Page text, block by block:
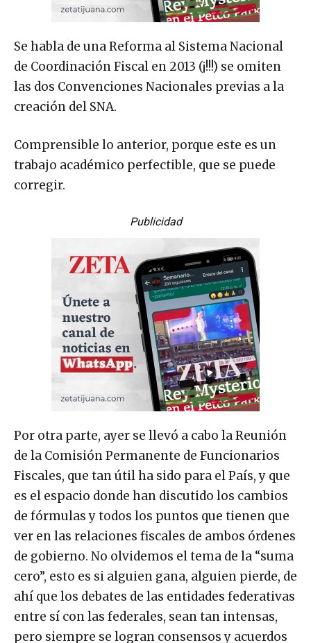
Se habla de una Reforma al Sistema Nacional
de Coordinación Fiscal en 2013 (¡!!!) se omiten
las dos Convenciones Nacionales previas a la
creación del SNA.
Comprensible lo anterior, porque este es un
trabajo académico perfectible, que se puede
corregir.
Publicidad
Por otra parte, ayer se llevó a cabo la Reunión
de la Comisión Permanente de Funcionarios
Fiscales, que tan útil ha sido para el País, y que
es el espacio donde han discutido los cambios
de fórmulas y todos los puntos que tienen que
ver en las relaciones fiscales de ambos órdenes
de gobierno. No olvidemos el tema de la “suma
cero”, esto es si alguien gana, alguien pierde, de
ahí que los debates de las entidades federativas
entre sí con las federales, sean tan intensas,
pero siempre se logran consensos y acuerdos